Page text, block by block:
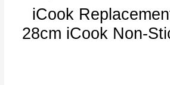
iCook
28cm iCook Non-